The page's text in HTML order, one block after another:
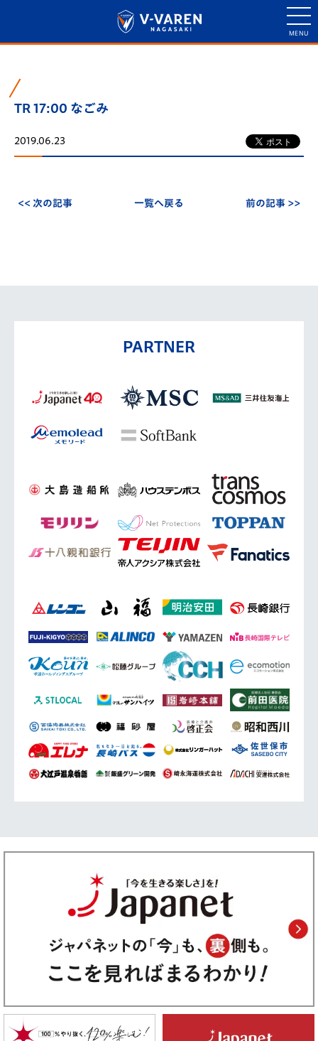
TR 17:00 なごみ
2019.06.23
<< 次の記事 一覧へ戻る 前の記事 >>
PARTNER